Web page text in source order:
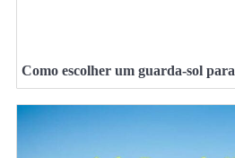
Como escolher um guarda-sol